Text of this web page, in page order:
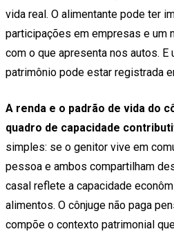
vida real. O alimentante pode ter
participações em empresas e um
com o que apresenta nos autos.
patrimônio pode estar registrada
A renda e o padrão de vida do
quadro de capacidade
simples: se o genitor vive em
pessoa e ambos compartilham
casal reflete a capacidade
alimentos. O cônjuge não paga
compõe o contexto patrimonial